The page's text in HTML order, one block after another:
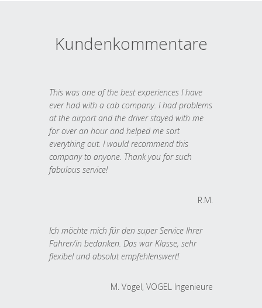
Kundenkommentare
This was one of the best experiences I have
ever had with a cab company. I had problems
at the airport and the driver stayed with me
for over an hour and helped me sort
everything out. I would recommend this
company to anyone. Thank you for such
fabulous service!
R.M.
Ich möchte mich für den super Service Ihrer
Fahrer/in bedanken. Das war Klasse, sehr
flexibel und absolut empfehlenswert!
M. Vogel, VOGEL Ingenieure